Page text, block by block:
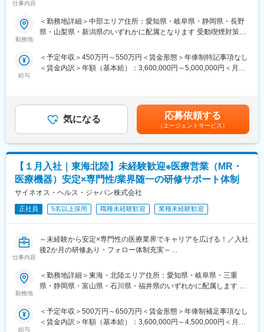
活動に専念できる環境です。
個人の予算はありますが、チーム内で助け合う社風が整ってお
す。
給取得もしやすく、年間140日ほど休んでいる方も多くいます。
業部やグループ会社への異動実績も豊富にございます。（※病院の
経営コンサル、医薬品メーカーのマーケティング支援、人事担当
者などの管理部門）
営業経験を活かして様々なキャリアプ
変更の範囲：会社の定める業務
仕事内容
■業務内容
医療機器の営業担当者として、基幹病院などの医師や看護師など
医療従事者の方々と面談を行い、製品に関わる手技や情報提供な
・身につくスキル
専門家へ提案・交渉する力を磨けます。単に説明する力だけでな
■キャリアパス：
志向性や身につけたいスキルに応じて様々なキャリアパスがあり
ます。
・1つの領域（心臓外科や整形外科など）を極める
・複数のプロジェクトに参画して経験を広げる
・本社スタッフ（プロジェクトマネージャー、採用、研修担当）
など、様々な可能性を探ることができるのが大きな魅力です。
能です！配属先メーカーからオファーを受けた場合は、メーカー
直雇用へ転籍するチャンスもあります。
論可能です。）
・転勤は東北・関東などエリア単位内で限定することができ、一
医療機器・製薬メーカーのセールス領域を支援する業種です。自
社の社員を取引先企業に派遣し、派遣先の営業として活躍いただ
勤務地
＜勤務地詳細＞中部エリア住所：愛知県・岐阜県・静岡県・長野
県・山梨県・新潟県のいずれかに配属となります 受動喫煙対策：
給与
＜予定年収＞450万円～550万円＜賃金形態＞年俸制特記事項なし
＜賃金内訳＞年額（基本給）：3,600,000円～5,000,000円＜月額
する可能性があります。月給(月額)は固定手当を含めた表記です。
気になる 応募依頼する
（エージェントサービス）
【１月入社｜東海北陸】未経験歓迎※医療営業（MR・
医療機器）安定×専門性/業界随一の研修サポート体制
サイネオス・ヘルス・ジャパン株式会社
正社員 5名以上採用 職種未経験歓迎 業種未経験歓迎
仕事内容
～未経験から安定×専門性の医療業界でキャリアを広げる！／入社
後2か月の研修あり・フォロー体制充実～
大手企業で安定就業】
てキャリアをスタートできるポジションです。
当社は製薬・医療機器メーカーの営業業務を担う
勤務地
＜勤務地詳細＞東海・北陸エリア住所：愛知県・岐阜県・三重
県・静岡県・富山県・石川県・福井県のいずれかに配属します 受
給与
＜予定年収＞500万円～650万円＜賃金形態＞年俸制補足事項なし
＜賃金内訳＞年額（基本給）：3,600,000円～4,500,000円＜月額